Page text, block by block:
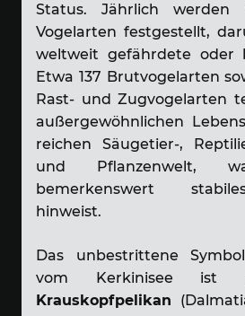
Status. Jährlich
Vogelarten festgestellt,
weltweit gefährdete oder
Etwa 137 Brutvogelarten
Rast- und Zugvogelarten
außergewöhnlichen
reichen Säugetier-,
und Pflanzenwelt,
bemerkenswert
hinweist.
Das unbestrittene
vom Kerkinisee ist
Krauskopfpelikan